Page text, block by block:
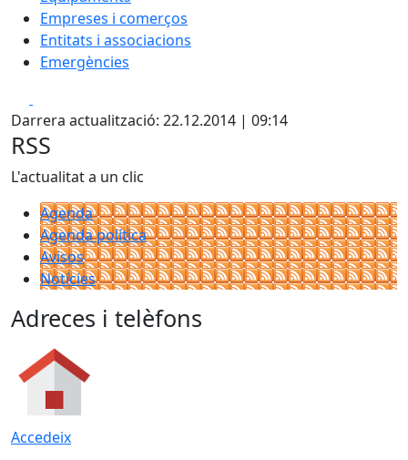
Empreses i comerços
Entitats i associacions
Emergències
Darrera actualització: 22.12.2014 | 09:14
RSS
L'actualitat a un clic
Agenda
Agenda política
Avisos
Notícies
Adreces i telèfons
Accedeix